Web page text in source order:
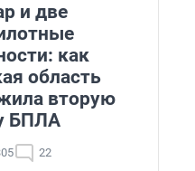
и две
как
область
вторую
БПЛА
22